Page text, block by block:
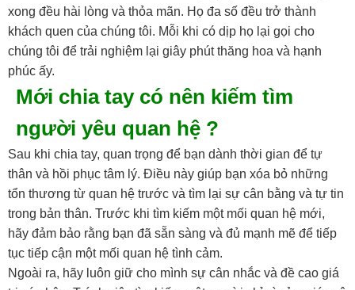
xong đều hài lòng và thỏa mãn. Họ đa số đều trở thành
khách quen của chúng tôi. Mỗi khi có dịp họ lại gọi cho
chúng tôi để trải nghiệm lại giây phút thăng hoa và hạnh
phúc ấy.
Mới chia tay có nên kiếm tìm
người yêu quan hệ ?
Sau khi chia tay, quan trọng để bạn dành thời gian để tự
thân và hồi phục tâm lý. Điều này giúp bạn xóa bỏ những
tổn thương từ quan hệ trước và tìm lại sự cân bằng và tự tin
trong bản thân. Trước khi tìm kiếm một mối quan hệ mới,
hãy đảm bảo rằng bạn đã sẵn sàng và đủ mạnh mẽ để tiếp
tục tiếp cận một mối quan hệ tình cảm.
Ngoài ra, hãy luôn giữ cho mình sự cân nhắc và đề cao giá